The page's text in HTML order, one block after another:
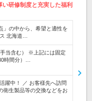
い研修制度と充実した福利
」の中から、希望と適性を
北海道…
当含む） ※上記には固定
時間分）…
躍中！ ／ お客様先へ訪問
衛生製品等の交換などをお